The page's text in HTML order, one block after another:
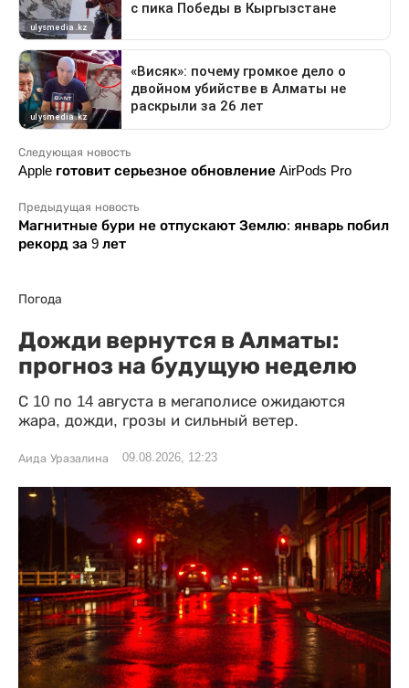
Следующая новость
Apple готовит серьезное обновление AirPods Pro
Предыдущая новость
Магнитные бури не отпускают Землю: январь побил
рекорд за 9 лет
Погода
Дожди вернутся в Алматы:
прогноз на будущую неделю
С 10 по 14 августа в мегаполисе ожидаются
жара, дожди, грозы и сильный ветер.
Аида Уразалина 09.08.2026, 12:23